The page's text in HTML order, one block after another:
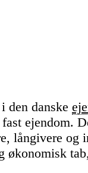
den danske
ejendom.
långivere og
økonomisk